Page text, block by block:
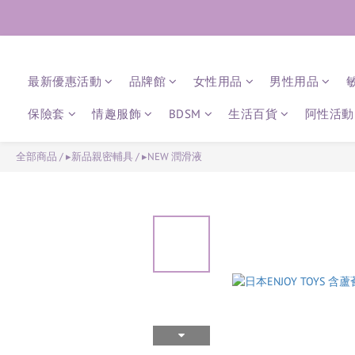
最新優惠活動 品牌館 女性用品 男性用品
保險套 情趣服飾 BDSM 生活百貨 阿性活
全部商品 /▸新品親密輔具/▸NEW 潤滑液